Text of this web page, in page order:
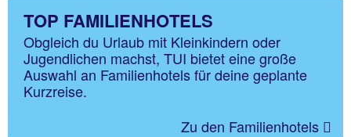
TOP FAMILIENHOTELS
Obgleich du Urlaub mit Kleinkindern oder
Jugendlichen machst, TUI bietet eine große
Auswahl an Familienhotels für deine geplante
Kurzreise.
Zu den Familienhotels